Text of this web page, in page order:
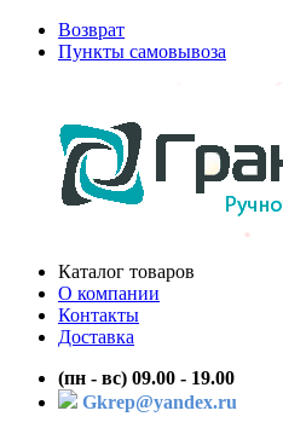
Возврат
Пункты самовывоза
Каталог товаров
О компании
Контакты
Доставка
(пн - вс) 09.00 - 19.00
Gkrep@yandex.ru